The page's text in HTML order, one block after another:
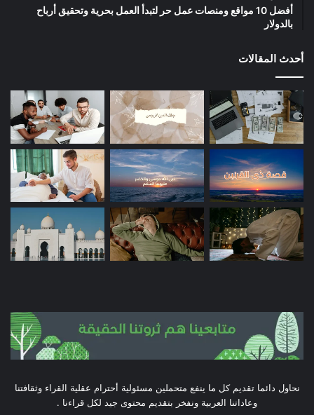
أفضل 10 مواقع ومنصات عمل حر لتبدأ العمل بحرية وتحقيق أرباح
بالدولار
أحدث المقالات
نحاول دائما تقديم كل ما ينفع متحملين مسئولية أحترام عقلية القراء وثقافتنا
وعاداتنا العربية ونفخر بتقديم محتوى جيد لكل قراءنا .